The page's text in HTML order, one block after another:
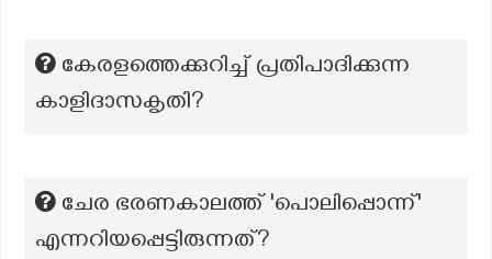
കേരളത്തെക്കുറിച്ച് പ്രതിപാദിക്കുന്ന
കാളിദാസകൃതി?
ചേര ഭരണകാലത്ത് 'പൊലിപ്പൊന്ന്'
എന്നറിയപ്പെട്ടിരുന്നത്?